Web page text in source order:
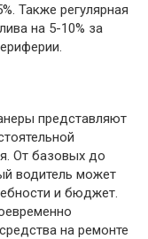
Также регулярная
на 5-10% за
представляют
От базовых до
водитель может
и бюджет.
на ремонте